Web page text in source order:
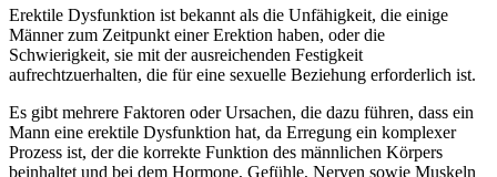
Erektile Dysfunktion ist bekannt als die Unfähigkeit, die einige
Männer zum Zeitpunkt einer Erektion haben, oder die
Schwierigkeit, sie mit der ausreichenden Festigkeit
aufrechtzuerhalten, die für eine sexuelle Beziehung erforderlich ist.
Es gibt mehrere Faktoren oder Ursachen, die dazu führen, dass ein
Mann eine erektile Dysfunktion hat, da Erregung ein komplexer
Prozess ist, der die korrekte Funktion des männlichen Körpers
beinhaltet und bei dem Hormone, Gefühle, Nerven sowie Muskeln